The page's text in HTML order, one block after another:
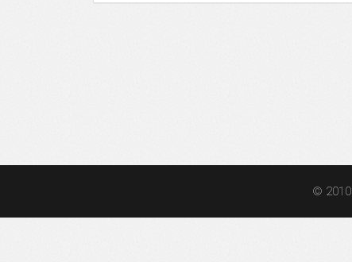
© 2010